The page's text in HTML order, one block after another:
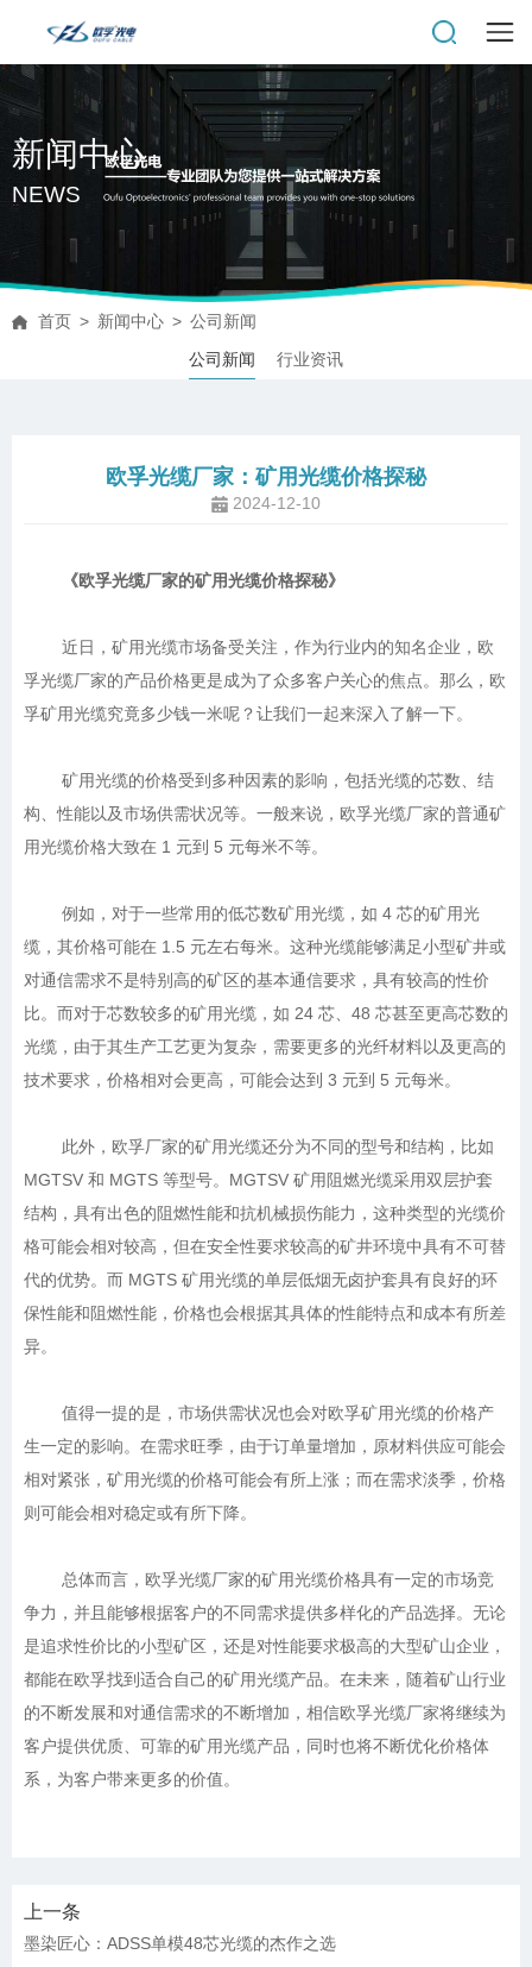
新闻中心
NEWS
首页 > 新闻中心 > 公司新闻
公司新闻
行业资讯
欧孚光缆厂家：矿用光缆价格探秘
2024-12-10
《欧孚光缆厂家的矿用光缆价格探秘》
孚光缆厂家的产品价格更是成为了众多客户关心的焦点。那么，欧
构、性能以及市场供需状况等。一般来说，欧孚光缆厂家的普通矿
缆，其价格可能在 1.5 元左右每米。这种光缆能够满足小型矿井或
对通信需求不是特别高的矿区的基本通信要求，具有较高的性价
比。而对于芯数较多的矿用光缆，如 24 芯、48 芯甚至更高芯数的
光缆，由于其生产工艺更为复杂，需要更多的光纤材料以及更高的
MGTSV 和 MGTS 等型号。MGTSV 矿用阻燃光缆采用双层护套
结构，具有出色的阻燃性能和抗机械损伤能力，这种类型的光缆价
格可能会相对较高，但在安全性要求较高的矿井环境中具有不可替
代的优势。而 MGTS 矿用光缆的单层低烟无卤护套具有良好的环
保性能和阻燃性能，价格也会根据其具体的性能特点和成本有所差
生一定的影响。在需求旺季，由于订单量增加，原材料供应可能会
相对紧张，矿用光缆的价格可能会有所上涨；而在需求淡季，价格
争力，并且能够根据客户的不同需求提供多样化的产品选择。无论
是追求性价比的小型矿区，还是对性能要求极高的大型矿山企业，
都能在欧孚找到适合自己的矿用光缆产品。在未来，随着矿山行业
的不断发展和对通信需求的不断增加，相信欧孚光缆厂家将继续为
客户提供优质、可靠的矿用光缆产品，同时也将不断优化价格体
上一条
墨染匠心：ADSS单模48芯光缆的杰作之选